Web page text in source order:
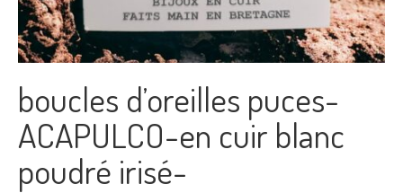
boucles d’oreilles puces-
ACAPULCO-en cuir blanc
poudré irisé-